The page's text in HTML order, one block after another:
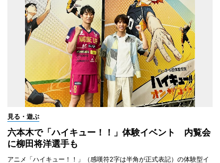
見る・遊ぶ
六本木で「ハイキュー！！」体験イベント 内覧会
に柳田将洋選手も
アニメ「ハイキュー！！」（感嘆符2字は半角が正式表記）の体験型イ